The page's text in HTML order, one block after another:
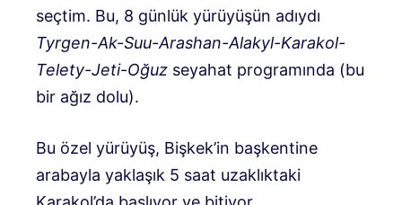
seçtim. Bu, 8 günlük yürüyüşün adıydı
Tyrgen-Ak-Suu-Arashan-Alakyl-Karakol-
Telety-Jeti-Oğuz seyahat programında (bu
bir ağız dolu).
Bu özel yürüyüş, Bişkek’in başkentine
arabayla yaklaşık 5 saat uzaklıktaki